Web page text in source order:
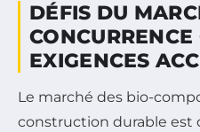
DÉFIS DU
EXIGENCES
Le marché des bio-
construction durable est